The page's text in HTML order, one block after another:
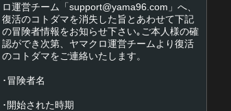
ロ運営チーム「support@yama96.com 」へ、
復活のコトダマを消失した旨とあわせて下記
の冒険者情報をお知らせ下さい｡ご本人様の確
認ができ次第、ヤマクロ運営チームより復活
のコトダマをご連絡いたします。
･冒険者名
･開始された時期